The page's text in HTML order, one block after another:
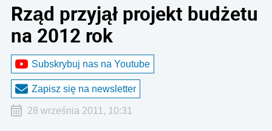
Rząd przyjął projekt budżetu
na 2012 rok
Subskrybuj nas na Youtube
Zapisz się na newsletter
28 września 2011, 10:31